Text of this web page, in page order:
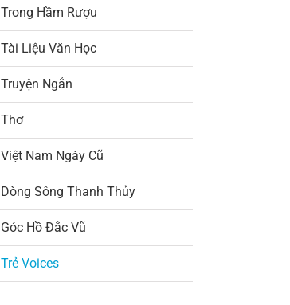
Trong Hầm Rượu
Tài Liệu Văn Học
Truyện Ngắn
Thơ
Việt Nam Ngày Cũ
Dòng Sông Thanh Thủy
Góc Hồ Đắc Vũ
Trẻ Voices